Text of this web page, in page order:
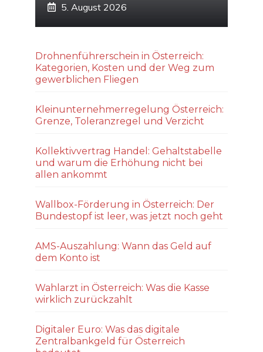
5. August 2026
Drohnenführerschein in Österreich:
Kategorien, Kosten und der Weg zum
gewerblichen Fliegen
Kleinunternehmerregelung Österreich:
Grenze, Toleranzregel und Verzicht
Kollektivvertrag Handel: Gehaltstabelle
und warum die Erhöhung nicht bei
allen ankommt
Wallbox-Förderung in Österreich: Der
Bundestopf ist leer, was jetzt noch geht
AMS-Auszahlung: Wann das Geld auf
dem Konto ist
Wahlarzt in Österreich: Was die Kasse
wirklich zurückzahlt
Digitaler Euro: Was das digitale
Zentralbankgeld für Österreich